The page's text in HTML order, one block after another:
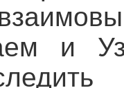
и